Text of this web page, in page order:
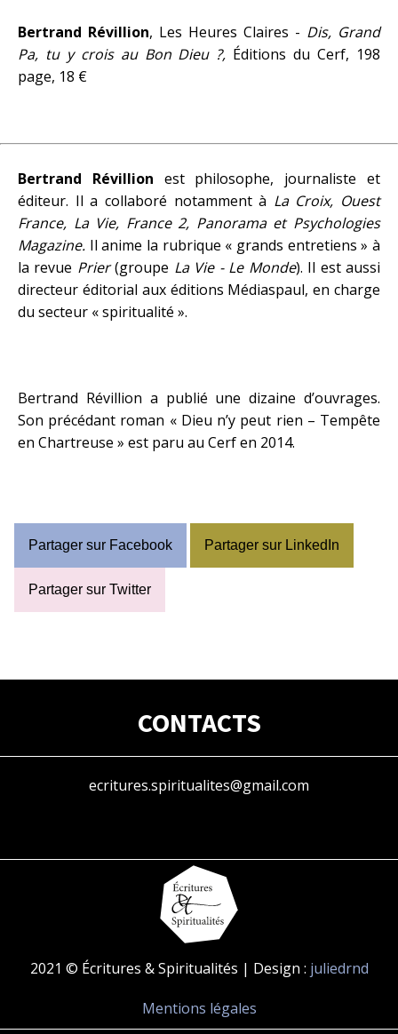
Bertrand Révillion, Les Heures Claires - Dis, Grand
Pa, tu y crois au Bon Dieu ?, Éditions du Cerf, 198
page, 18 €
Bertrand Révillion est philosophe, journaliste et
éditeur. Il a collaboré notamment à La Croix, Ouest
France, La Vie, France 2, Panorama et Psychologies
Magazine. Il anime la rubrique « grands entretiens » à
la revue Prier(groupe La Vie - Le Monde). Il est aussi
directeur éditorial aux éditions Médiaspaul, en charge
du secteur « spiritualité ».
Bertrand Révillion a publié une dizaine d’ouvrages.
Son précédant roman « Dieu n’y peut rien – Tempête
en Chartreuse » est paru au Cerf en 2014.
Partager sur Facebook Partager sur LinkedIn
Partager sur Twitter
CONTACTS
ecritures.spiritualites@gmail.com
2021 © Écritures & Spiritualités | Design : juliedrnd
Mentions légales